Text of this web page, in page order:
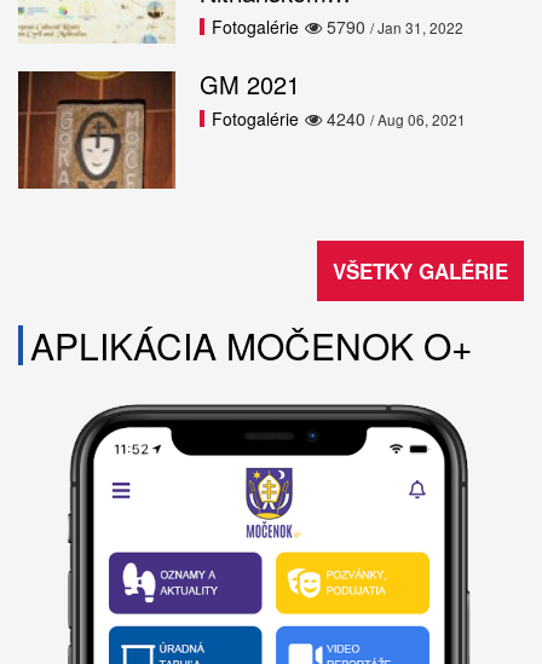
5790
Fotogalérie / Jan 31, 2022
GM 2021
4240
Fotogalérie / Aug 06, 2021
VŠETKY GALÉRIE
APLIKÁCIA MOČENOK O+